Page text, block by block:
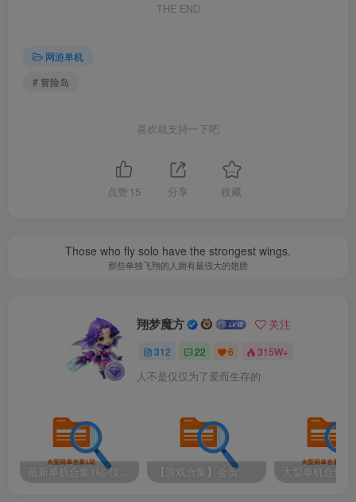
会员专享
THE END
网游单机
# 冒险岛
喜欢就支持一下吧
点赞 15 分享 收藏
Those who fly solo have the strongest wings.
那些单独飞翔的人拥有最强大的翅膀
翔梦魔方 关注
312 22 6 315W+
人不是仅仅为了爱而生存的
最新单机合集1站-仅本站用户可下载（直链满速下载） 【游戏合集】会员“知己”分享 1T网游单机大合集 某宝购买收集 带架设教程视频(部分免虚拟机一键端 )